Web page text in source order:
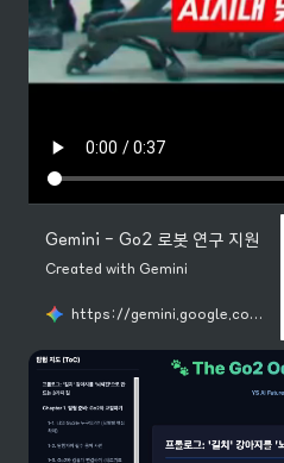
‎Gemini - Go2 로봇 연구 지원
Created with Gemini
https://gemini.google.com/share/a01fdf282ed3